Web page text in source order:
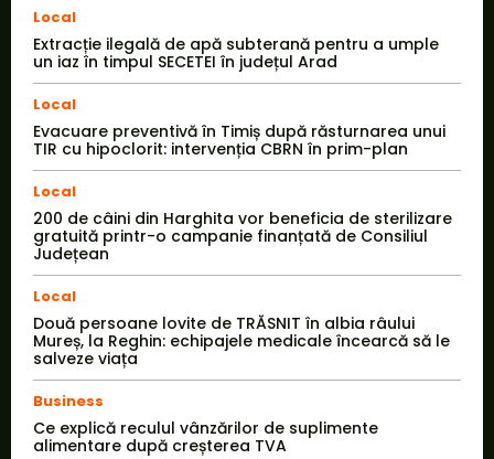
Local
Extracție ilegală de apă subterană pentru a umple
un iaz în timpul SECETEI în județul Arad
Local
Evacuare preventivă în Timiș după răsturnarea unui
TIR cu hipoclorit: intervenția CBRN în prim-plan
Local
200 de câini din Harghita vor beneficia de sterilizare
gratuită printr-o campanie finanțată de Consiliul
Județean
Local
Două persoane lovite de TRĂSNIT în albia râului
Mureș, la Reghin: echipajele medicale încearcă să le
salveze viața
Business
Ce explică reculul vânzărilor de suplimente
alimentare după creșterea TVA